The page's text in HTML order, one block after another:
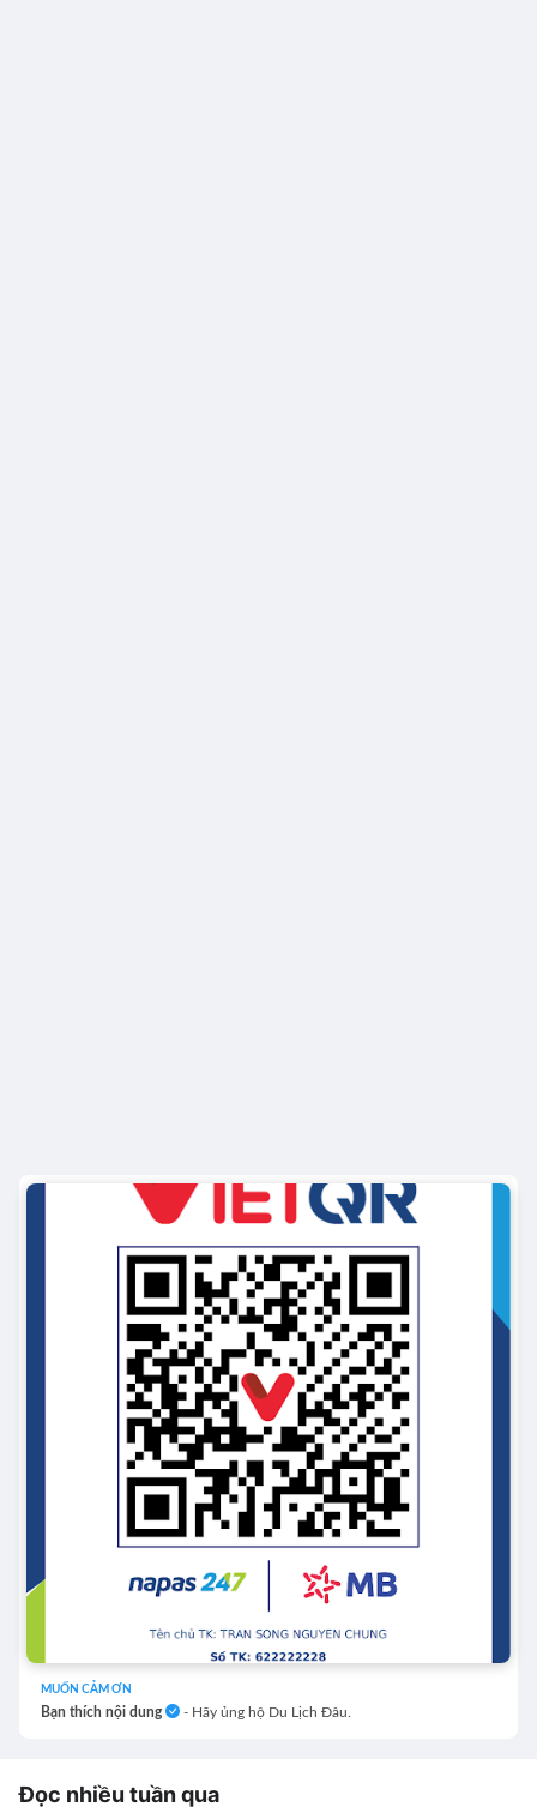
MUỐN CẢM ƠN
Bạn thích nội dung - Hãy ủng hộ Du Lịch Đâu.
Đọc nhiều tuần qua